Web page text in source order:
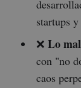
startups
❌ Lo
con "no
caos